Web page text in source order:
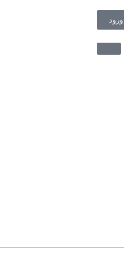
ورود